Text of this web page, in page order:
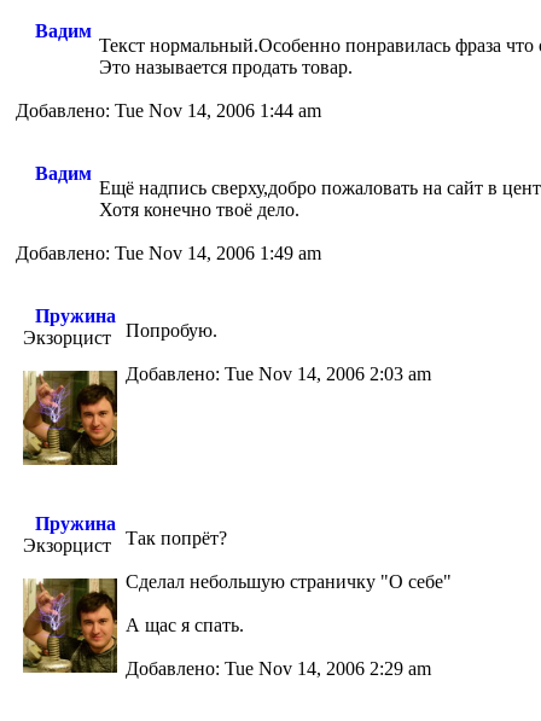
Вадим
Текст нормальный.Особенно понравилась фраза
Это называется продать товар.
Добавлено: Tue Nov 14, 2006 1:44 am
Вадим
Ещё надпись сверху,добро пожаловать на сайт в
Хотя конечно твоё дело.
Добавлено: Tue Nov 14, 2006 1:49 am
Пружина
Экзорцист
Попробую.
Добавлено: Tue Nov 14, 2006 2:03 am
Пружина
Экзорцист
Так попрёт?
Сделал небольшую страничку "О себе"
А щас я спать.
Добавлено: Tue Nov 14, 2006 2:29 am